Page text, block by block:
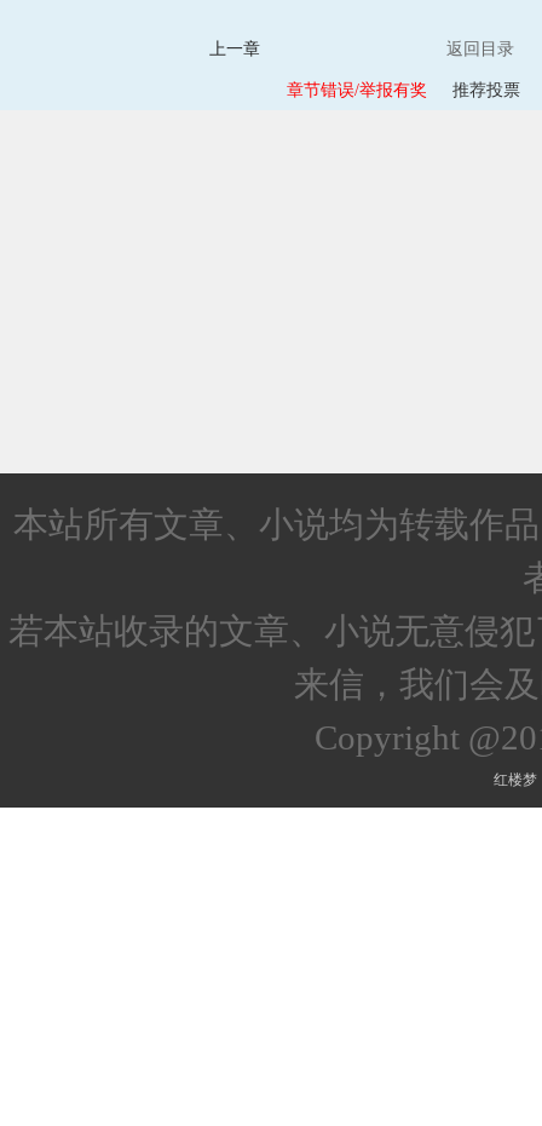
上一章 返回目录
章节错误/举报有奖 推荐投票
本站所有文章、小说均为转载作
若本站收录的文章、小说无意侵
来信，我们会
Copyright
红楼梦